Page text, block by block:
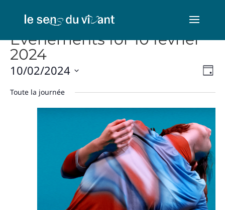
Évènements for 10 février
2024
de
Jour
10/02/2024
une
Toute la journée